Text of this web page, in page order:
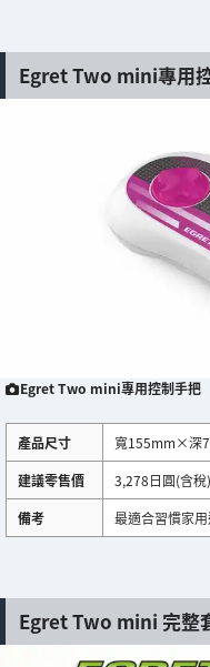
Egret Two mini專用
Egret Two mini專用控制手把
產品尺寸
寬155mm×深
建議零售價
3,278日圓(含稅)
備考
最適合習慣家
Egret Two mini 完整